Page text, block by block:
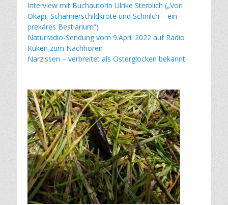
Interview mit Buchautorin Ulrike Sterblich („Von
Okapi, Scharnierschildkröte und Schnilch – ein
prekäres Bestiarium“)
Naturradio-Sendung vom 9.April 2022 auf Radio
Küken zum Nachhören
Narzissen – verbreitet als Osterglocken bekannt